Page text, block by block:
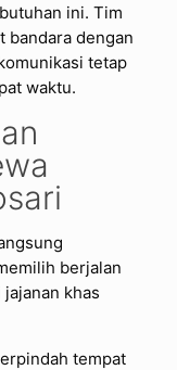
ini. Tim
bandara dengan
tetap
waktu.
berjalan
khas
tempat